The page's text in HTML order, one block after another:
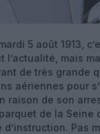
5 août 1913,
mais
de très grande
aériennes pour
raison de son
de la Seine
Pas